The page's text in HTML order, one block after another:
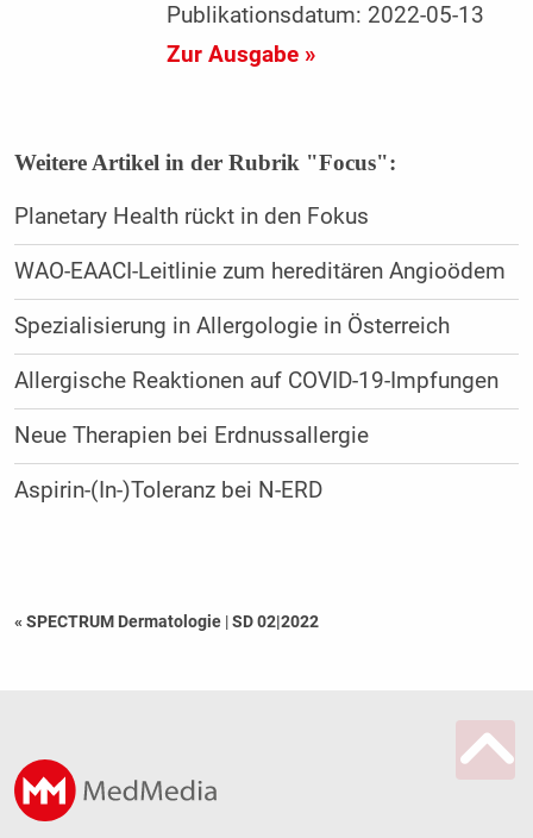
Publikationsdatum: 2022-05-13
Zur Ausgabe »
Weitere Artikel in der Rubrik "Focus":
Planetary Health rückt in den Fokus
WAO-EAACI-Leitlinie zum hereditären Angioödem
Spezialisierung in Allergologie in Österreich
Allergische Reaktionen auf COVID-19-Impfungen
Neue Therapien bei Erdnussallergie
Aspirin-(In-)Toleranz bei N-ERD
« SPECTRUM Dermatologie |SD 02|2022